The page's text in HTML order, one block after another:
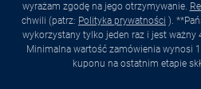
wyrażam zgodę na jego otrzymywanie.
chwili (patrz: Polityka prywatności ).
wykorzystany tylko jeden raz i jest
Minimalna wartość zamówienia wynosi
kuponu na ostatnim etapie